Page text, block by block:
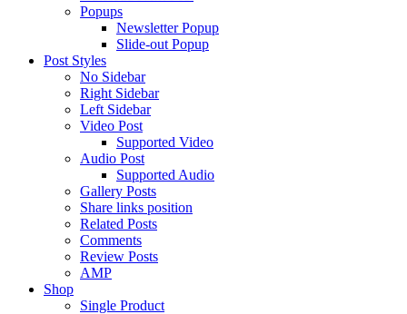
Popups
Newsletter Popup
Slide-out Popup
Post Styles
No Sidebar
Right Sidebar
Left Sidebar
Video Post
Supported Video
Audio Post
Supported Audio
Gallery Posts
Share links position
Related Posts
Comments
Review Posts
AMP
Shop
Single Product